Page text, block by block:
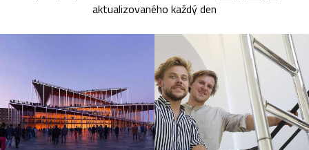
aktualizovaného každý den